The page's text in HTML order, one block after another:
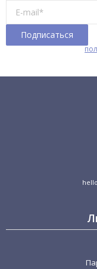
Я принимаю условия